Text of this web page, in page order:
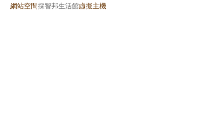
網站空間採智邦生活館虛擬主機